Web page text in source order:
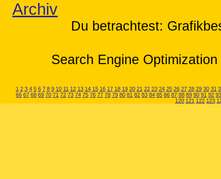
Archiv
Du betrachtest:
Search Engine
1 2 3 4 5 6 7 8 9 10 11 12 13 14 15 16 17 18 19 20 21 22 23 24 25 26 27 28 29 30 31
66 67 68 69 70 71 72 73 74 75 76 77 78 79 80 81 82 83 84 85 86 87 88 89 90 91 92 93
120 121 122 123